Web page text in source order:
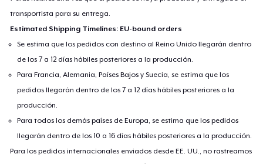
transportista para su entrega.
Estimated Shipping Timelines: EU-bound orders
Se estima que los pedidos con destino al Reino Unido llegarán dentro
de los 7 a 12 días hábiles posteriores a la producción.
Para Francia, Alemania, Países Bajos y Suecia, se estima que los
pedidos llegarán dentro de los 7 a 12 días hábiles posteriores a la
producción.
Para todos los demás países de Europa, se estima que los pedidos
llegarán dentro de los 10 a 16 días hábiles posteriores a la producción.
Para los pedidos internacionales enviados desde EE. UU., no rastreamos